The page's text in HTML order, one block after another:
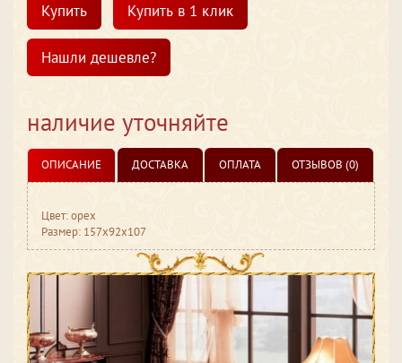
Купить
Купить в 1 клик
Нашли дешевле?
наличие уточняйте
ОПИСАНИЕ ДОСТАВКА ОПЛАТА ОТЗЫВОВ (0)
Цвет: орех
Размер: 157x92x107